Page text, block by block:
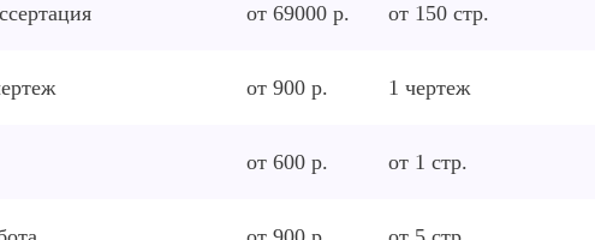
от 69000 р. от 150стр.
от 900 р. 1 чертеж
от 600 р. от 1 стр.